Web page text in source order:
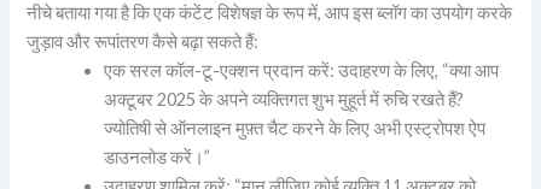
नीचे बताया गया है कि एक कंटेंट विशेषज्ञ के रूप में, आप इस ब्लॉग का उपयोग करके
जुड़ाव और रूपांतरण कैसे बढ़ा सकते हैं:
एक सरल कॉल-टू-एक्शन प्रदान करें: उदाहरण के लिए, “क्या आप
अक्टूबर 2025 के अपने व्यक्तिगत शुभ मुहूर्त में रुचि रखते हैं?
ज्योतिषी से ऑनलाइन मुफ़्त चैट करने के लिए अभी एस्ट्रोपश ऐप
डाउनलोड करें।”